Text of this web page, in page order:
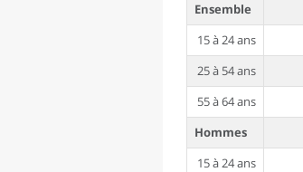
Ensemble
15 à 24 ans
25 à 54 ans
55 à 64 ans
Hommes
15 à 24 ans